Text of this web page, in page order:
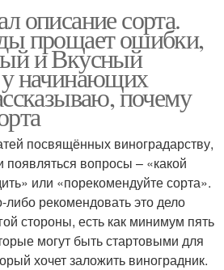
описание сорта.
прощает ошибки,
и Вкусный
начинающих
почему
посвящённых виноградарству,
появляться вопросы – «какой
или «порекомендуйте сорта».
рекомендовать это дело
стороны, есть как минимум пять
могут быть стартовыми для
хочет заложить виноградник.